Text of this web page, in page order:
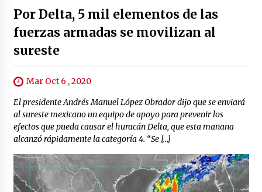
Por Delta, 5 mil elementos de las
fuerzas armadas se movilizan al
sureste
Mar Oct 6 , 2020
El presidente Andrés Manuel López Obrador dijo que se enviará
al sureste mexicano un equipo de apoyo para prevenir los
efectos que pueda causar el huracán Delta, que esta mañana
alcanzó rápidamente la categoría 4. “Se […]